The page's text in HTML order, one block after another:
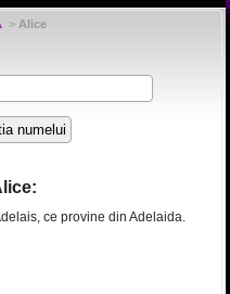
> Alice
ce provine din Adelaida.